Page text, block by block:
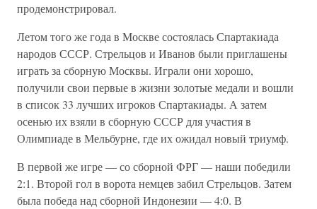
продемонстрировал.
Летом того же года в Москве состоялась Спартакиада
народов СССР. Стрельцов и Иванов были приглашены
играть за сборную Москвы. Играли они хорошо,
получили свои первые в жизни золотые медали и вошли
в список 33 лучших игроков Спартакиады. А затем
осенью их взяли в сборную СССР для участия в
Олимпиаде в Мельбурне, где их ожидал новый триумф.
В первой же игре — со сборной ФРГ — наши победили
2:1. Второй гол в ворота немцев забил Стрельцов. Затем
была победа над сборной Индонезии — 4:0. В